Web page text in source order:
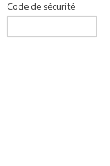
Code de sécurité